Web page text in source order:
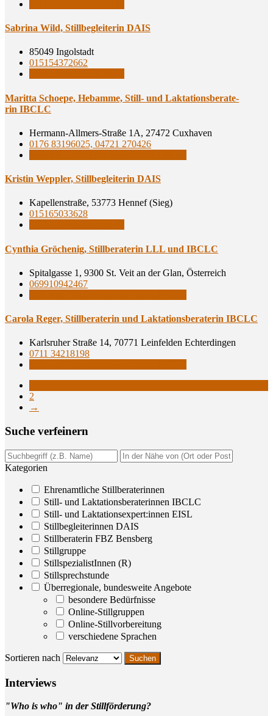
Sabri­na Wild, Still­be­glei­te­rin DAIS
85049 Ingolstadt
015154372662
Marit­ta Schoe­pe, Heb­am­me, Still- und Lak­ta­ti­ons­be­ra­te­
rin IBCLC
Hermann-Allmers-Straße 1A, 27472 Cuxhaven
0176 83196025, 04721 270426
Kris­tin Wepp­ler, Still­be­glei­te­rin DAIS
Kapellenstraße, 53773 Hennef (Sieg)
015165033628
Cyn­thia Grö­che­nig, Still­be­ra­te­rin LLL und IBCLC
Spitalgasse 1, 9300 St. Veit an der Glan, Österreich
069910942467
Caro­la Reger, Still­be­ra­te­rin und Lak­ta­ti­ons­be­ra­te­rin IBCLC
Karlsruher Straße 14, 70771 Leinfelden Echterdingen
0711 34218198
2
→
Suche ver­fei­nern
Kategorien
Ehrenamtliche Stillberaterinnen
Still- und Laktationsberaterinnen IBCLC
Still- und Laktationsexpert:innen EISL
Stillbegleiterinnen DAIS
Stillberaterin FBZ Bensberg
Stillgruppe
StillspezialistInnen (R)
Stillsprechstunde
Überregionale, bundesweite Angebote
besondere Bedürfnisse
Online-Stillgruppen
Online-Stillvorbereitung
verschiedene Sprachen
Sortieren nach
Inter­views
"Who is who" in der Stillförderung?